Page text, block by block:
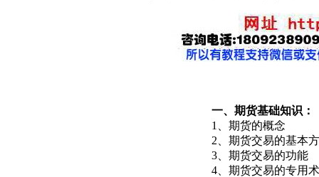
一、期货基础知识：
1、期货的概念
2、期货交易的基本
3、期货交易的功能
4、期货交易的专用